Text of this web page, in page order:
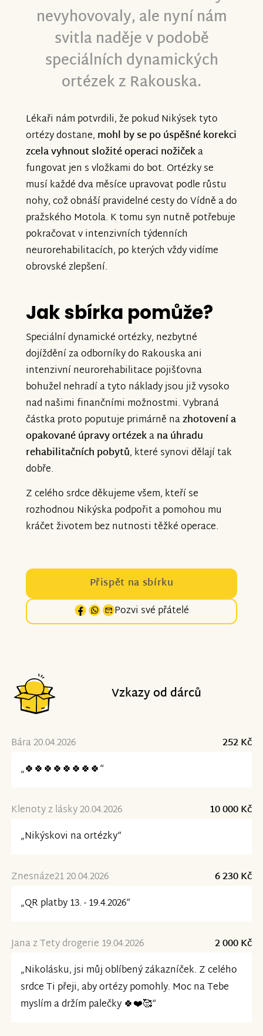
nevyhovovaly, ale nyní nám
svitla naděje v podobě
speciálních dynamických
ortézek z Rakouska.
Lékaři nám potvrdili, že pokud Nikýsek tyto
ortézy dostane, mohl by se po úspěšné korekci
zcela vyhnout složité operaci nožičeka
fungovat jen s vložkami do bot. Ortézky se
musí každé dva měsíce upravovat podle růstu
nohy, což obnáší pravidelné cesty do Vídně a do
pražského Motola. K tomu syn nutně potřebuje
pokračovat v intenzivních týdenních
neurorehabilitacích, po kterých vždy vidíme
obrovské zlepšení.
Jak sbírka pomůže?
Speciální dynamické ortézky, nezbytné
dojíždění za odborníky do Rakouska ani
intenzivní neurorehabilitace pojišťovna
bohužel nehradí a tyto náklady jsou již vysoko
nad našimi finančními možnostmi. Vybraná
částka proto poputuje primárně nazhotovení a
opakované úpravy ortézekana úhradu
rehabilitačních pobytů, které synovi dělají tak
dobře.
Z celého srdce děkujeme všem, kteří se
rozhodnou Nikýska podpořit a pomohou mu
kráčet životem bez nutnosti těžké operace.
Přispět na sbírku
Pozvi své přátelé
Vzkazy od dárců
Bára 20.04.2026
252 Kč
„🍀🍀🍀🍀🍀🍀🍀🍀“
Klenoty z lásky 20.04.2026
10 000 Kč
„Nikýskovi na ortézky“
Znesnáze21 20.04.2026
6 230 Kč
„QR platby 13. - 19.4.2026“
Jana z Tety drogerie 19.04.2026
2 000 Kč
„Nikolásku, jsi můj oblíbený zákazníček. Z celého
srdce Ti přeji, aby ortézy pomohly. Moc na Tebe
myslím a držím palečky 🍀❤️🥰“